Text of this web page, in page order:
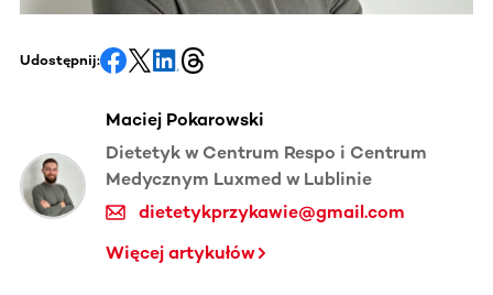
Udostępnij:
Maciej Pokarowski
Dietetyk w Centrum Respo i Centrum
Medycznym Luxmed w Lublinie
dietetykprzykawie@gmail.com
Więcej artykułów